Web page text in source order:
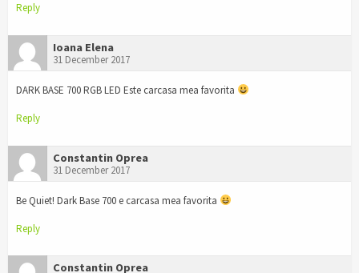
Reply
Ioana Elena
31 December 2017
DARK BASE 700 RGB LED Este carcasa mea favorita
Reply
Constantin Oprea
31 December 2017
Be Quiet! Dark Base 700 e carcasa mea favorita
Reply
Constantin Oprea